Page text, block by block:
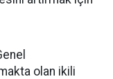
olan ikili